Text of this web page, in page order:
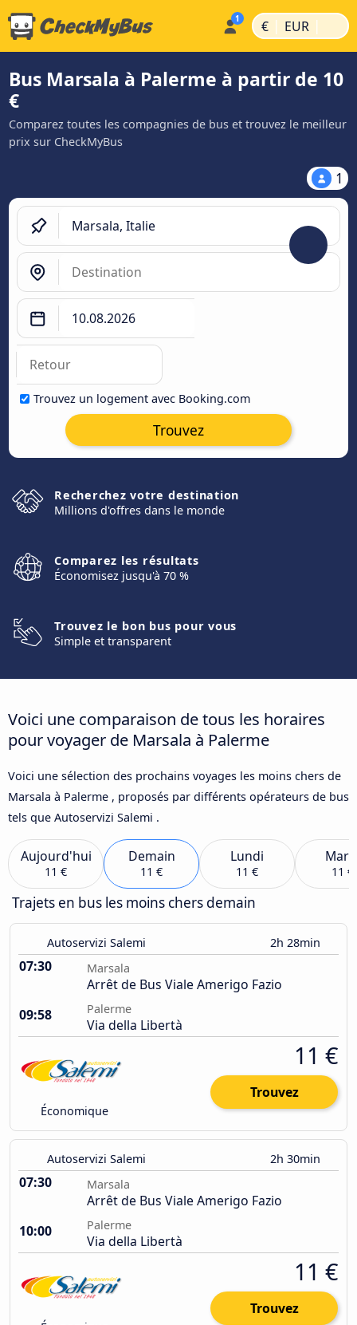
€ | EUR |
Bus Marsala à Palerme à partir de 10
€
Comparez toutes les compagnies de bus et trouvez le meilleur
prix sur CheckMyBus
1
Trouvez un logement avec Booking.com
Trouvez
Recherchez votre destination
Millions d'offres dans le monde
Comparez les résultats
Économisez jusqu'à 70 %
Trouvez le bon bus pour vous
Simple et transparent
Voici une comparaison de tous les horaires
pour voyager de Marsala à Palerme
Voici une sélection des prochains voyages les moins chers de
Marsala à Palerme , proposés par différents opérateurs de bus
tels que Autoservizi Salemi .
Aujourd'hui
11 €
Demain
11 €
Lundi
11 € 11 €
Trajets en bus les moins chers demain
Autoservizi Salemi 2h 28min
07:30 Marsala
Arrêt de Bus Viale Amerigo Fazio
09:58
Palerme
Via della Libertà
Économique
11 €
Trouvez
Autoservizi Salemi 2h 30min
07:30 Marsala
Arrêt de Bus Viale Amerigo Fazio
10:00
Palerme
Via della Libertà
11 €
Trouvez